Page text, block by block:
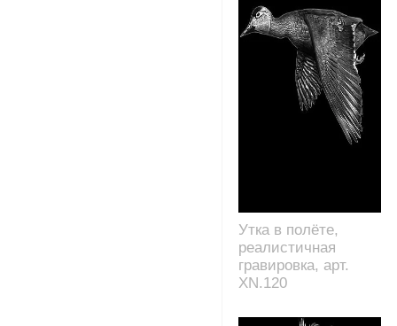
Утка в полёте,
реалистичная
гравировка, арт.
XN.120